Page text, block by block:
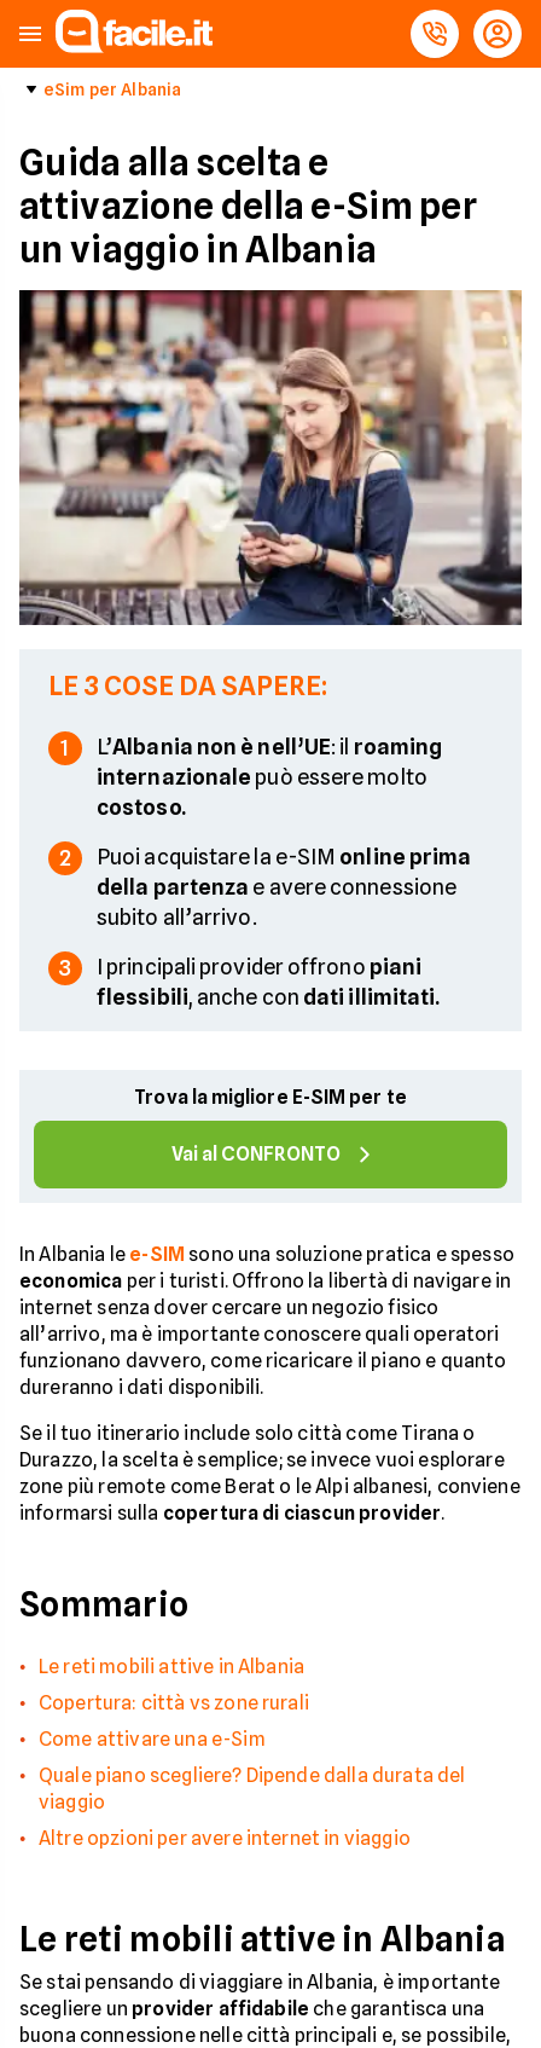
eSim per Albania
Guida alla scelta e
attivazione della e-Sim per
un viaggio in Albania
LE 3 COSE DA SAPERE:
1 L’Albania non è nell’UE: il roaming
internazionale può essere molto
costoso.
2 Puoi acquistare la e-SIM online prima
della partenza e avere connessione
subito all’arrivo.
3 I principali provider offrono piani
flessibili, anche con dati illimitati.
Trova la migliore E-SIM per te
Vai al CONFRONTO
In Albania le e-SIM sono una soluzione pratica e spesso
economica per i turisti. Offrono la libertà di navigare in
internet senza dover cercare un negozio fisico
all’arrivo, ma è importante conoscere quali operatori
funzionano davvero, come ricaricare il piano e quanto
dureranno i dati disponibili.
Se il tuo itinerario include solo città come Tirana o
Durazzo, la scelta è semplice; se invece vuoi esplorare
zone più remote come Berat o le Alpi albanesi, conviene
informarsi sulla copertura di ciascun provider.
Sommario
Le reti mobili attive in Albania
Copertura: città vs zone rurali
Come attivare una e-Sim
Quale piano scegliere? Dipende dalla durata del
viaggio
Altre opzioni per avere internet in viaggio
Le reti mobili attive in Albania
Se stai pensando di viaggiare in Albania, è importante
scegliere un provider affidabile che garantisca una
buona connessione nelle città principali e, se possibile,